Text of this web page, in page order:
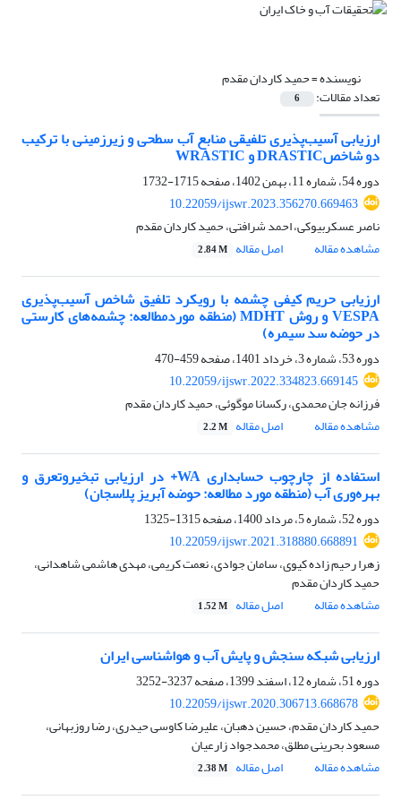
نویسنده =حمید کاردان مقدم
تعداد مقالات: 6
ارزیابی آسیب‌پذیری تلفیقی منابع آب سطحی و زیرزمینی با ترکیب
دو شاخصDRASTIC و WRASTIC
دوره 54، شماره 11، بهمن 1402، صفحه
1715-1732
10.22059/ijswr.2023.356270.669463
ناصر عسکربیوکی، احمد شرافتی، حمید کاردان مقدم
مشاهده مقاله
اصل مقاله 2.84 M
ارزیابی حریم کیفی چشمه با رویکرد تلفیق شاخص آسیب‌پذیری
VESPA و روش MDHT (منطقه موردمطالعه: چشمه‌های کارستی
در حوضه سد سیمره)
دوره 53، شماره 3، خرداد 1401، صفحه
459-470
10.22059/ijswr.2022.334823.669145
فرزانه جان محمدی، رکسانا موگوئی، حمید کاردان مقدم
مشاهده مقاله
اصل مقاله 2.2 M
استفاده از چارچوب حسابداری WA+ در ارزیابی تبخیروتعرق و
بهره‌‌وری آب (منطقه مورد مطالعه: حوضه آبریز پلاسجان)
دوره 52، شماره 5، مرداد 1400، صفحه
1315-1325
10.22059/ijswr.2021.318880.668891
زهرا رحیم زاده کیوی، سامان جوادی، نعمت کریمی، مهدی هاشمی شاهدانی،
حمید کاردان مقدم
مشاهده مقاله
اصل مقاله 1.52 M
ارزیابی شبکه سنجش و پایش آب و هواشناسی ایران
دوره 51، شماره 12، اسفند 1399، صفحه
3237-3252
10.22059/ijswr.2020.306713.668678
حمید کاردان مقدم، حسین دهبان، علیرضا کاوسی حیدری، رضا روزبهانی،
مسعود بحرینی مطلق، محمدجواد زارعیان
مشاهده مقاله
اصل مقاله 2.38 M